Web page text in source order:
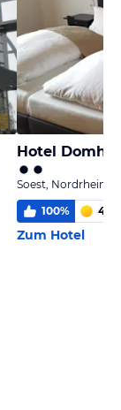
Hotel Domhof
Soest, Nordrhein-
100% 4,0
Zum Hotel